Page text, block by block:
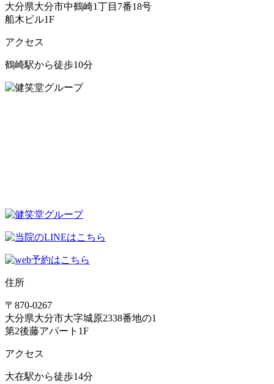
大分県大分市中鶴崎1丁目7番18号
船木ビル1F
アクセス
鶴崎駅から徒歩10分
住所
〒870-0267
大分県大分市大字城原2338番地の1
第2後藤アパート1F
アクセス
大在駅から徒歩14分